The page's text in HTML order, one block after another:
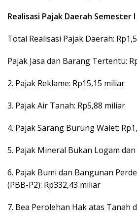
Realisasi Pajak Daerah Semester
Total Realisasi Pajak Daerah:
Pajak Jasa dan Barang Tertentu:
2. Pajak Reklame: Rp15,15 miliar
3. Pajak Air Tanah: Rp5,88 miliar
4. Pajak Sarang Burung Walet:
5. Pajak Mineral Bukan Logam
6. Pajak Bumi dan Bangunan
(PBB-P2): Rp332,43 miliar
7. Bea Perolehan Hak atas Tanah